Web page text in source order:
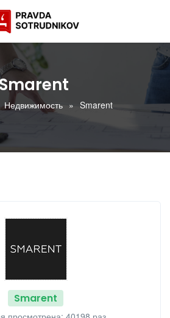
Smarent
Недвижимость Smarent
Smarent